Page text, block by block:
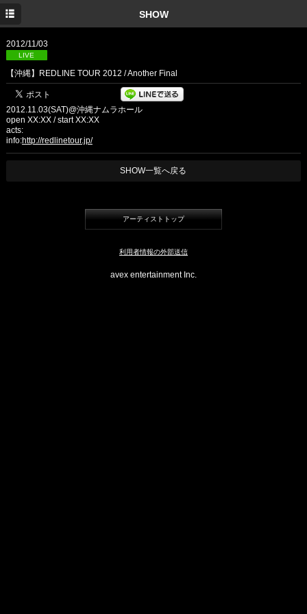
SHOW
2012/11/03
LIVE
【沖縄】REDLINE TOUR 2012 / Another Final
2012.11.03(SAT)@沖縄ナムラホール
open XX:XX / start XX:XX
acts:
info:http://redlinetour.jp/
SHOW一覧へ戻る
アーティストトップ
利用者情報の外部送信
avex entertainment Inc.
INFORMATION
SHOW
DISC
PROFILE